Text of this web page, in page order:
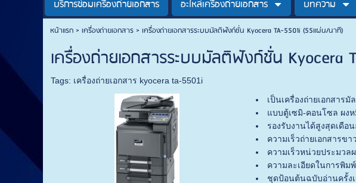
บริการซ่อมเครื่องถ่ายเอกสาร
อะไหล่เครื่องถ่ายเอกสาร บทความ
หน้าแรก>เครื่องถ่ายเอกสาร>เครื่องถ่ายเอกสารระบบมัลติฟังก์ชั่น Kyocera TA-5501i (55แผ่น/นาที)
เครื่องถ่ายเอกสารระบบมัลติฟังก์ชั่น Kyocera
Tags: เครื่องถ่ายเอกสาร kyocera ta-5501i
เป็นเครื่องถ่ายเอกสารมั
แบบตู้เซมิ-คอนโซล ผงห
รองรับงานได้สูงสุดเดือ
ความเร็วถ่ายเอกสารขา
ความเร็วหน่วยประมวลผ
ความละเอียดในการพิมพ์
ชุดป้อนต้นฉบับอ่านครั้งเ